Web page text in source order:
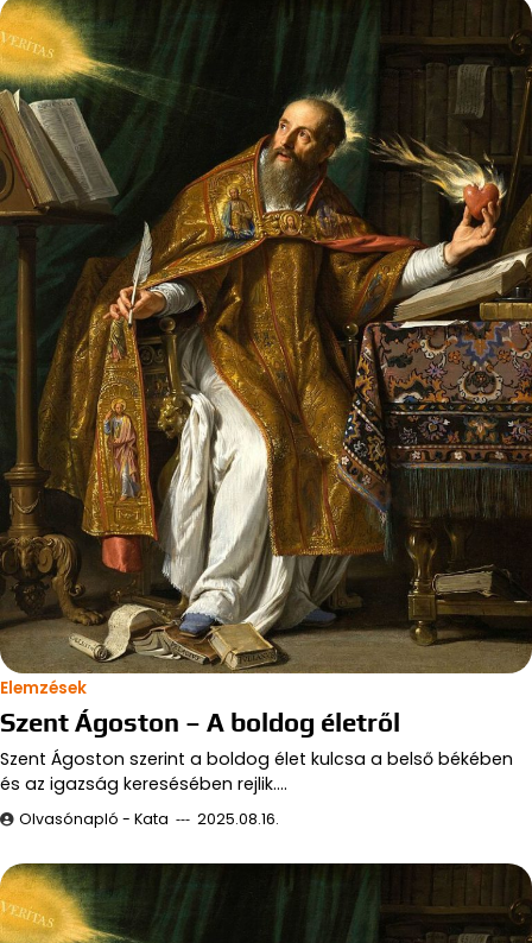
Elemzések
Szent Ágoston – A boldog életről
Szent Ágoston szerint a boldog élet kulcsa a belső békében
és az igazság keresésében rejlik.…
Olvasónapló - Kata 2025.08.16.